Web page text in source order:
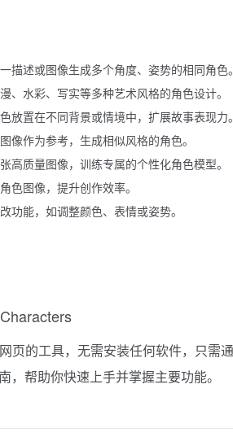
描述或图像生成多个角度、姿势的相同角色。
、水彩、写实等多种艺术风格的角色设计。
放置在不同背景或情境中，扩展故事表现力。
像作为参考，生成相似风格的角色。
高质量图像，训练专属的个性化角色模型。
色图像，提升创作效率。
功能，如调整颜色、表情或姿势。
页的工具，无需安装任何软件，只需
，帮助你快速上手并掌握主要功能。